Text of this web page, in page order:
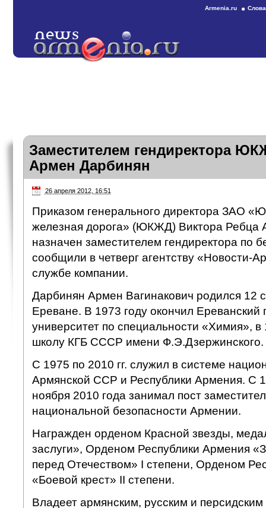
Armenia.ru
Заместителем гендиректора
Армен Дарбинян
26 апреля 2012, 16:51
Приказом генерального директора ЗАО
железная дорога» (ЮКЖД) Виктора Ребца
назначен заместителем гендиректора по
сообщили в четверг агентству «Новости-
службе компании.
Дарбинян Армен Вагинакович родился 12
Ереване. В 1973 году окончил Ереванский
университет по специальности «Химия»,
школу КГБ СССР имени Ф.Э.Дзержинского.
С 1975 по 2010 гг. служил в системе
Армянской ССР и Республики Армения. С
ноября 2010 года занимал пост
национальной безопасности Армении.
Награжден орденом Красной звезды,
заслуги», Орденом Республики Армения
перед Отечеством» I степени, Орденом
«Боевой крест» II степени.
Владеет армянским, русским и